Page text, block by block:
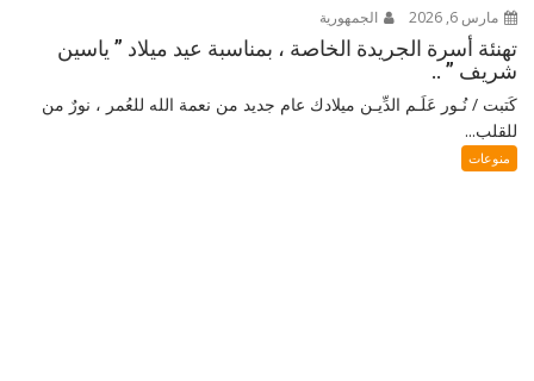
مارس 6, 2026 الجمهورية
تهنئة أسرة الجريدة الخاصة ، بمناسبة عيد ميلاد ” ياسين
شريف ” ..
كَتبت / نُـور عَلَـم الدِّيـن ميلادك عام جديد من نعمة الله للعُمر ، نورٌ من
للقلب...
منوعات